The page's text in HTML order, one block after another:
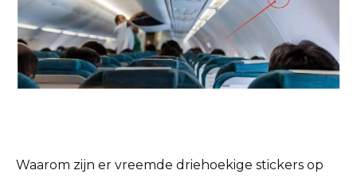
Waarom zijn er vreemde driehoekige stickers op